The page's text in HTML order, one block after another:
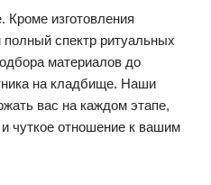
Кроме изготовления
спектр ритуальных
материалов до
на кладбище. Наши
вас на каждом этапе,
чуткое отношение к вашим